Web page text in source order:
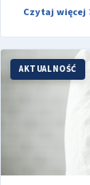
Czytaj więcej
AKTUALNOŚĆ